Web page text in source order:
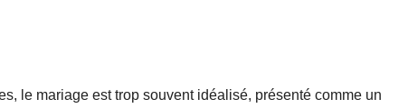
le mariage est trop souvent idéalisé, présenté comme un